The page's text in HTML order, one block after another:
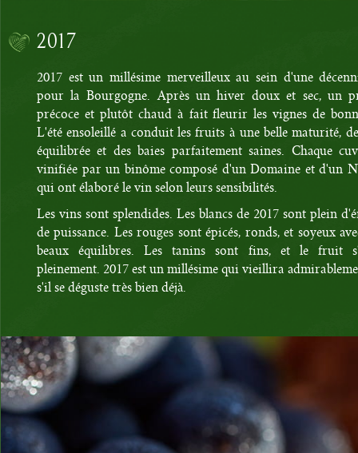
2017
2017 est un millésime merveilleux au sein d'une
pour la Bourgogne. Après un hiver doux et sec, un
précoce et plutôt chaud à fait fleurir les vignes de
L'été ensoleillé a conduit les fruits à une belle maturité,
équilibrée et des baies parfaitement saines. Chaque
vinifiée par un binôme composé d'un Domaine et d'un
qui ont élaboré le vin selon leurs sensibilités.
Les vins sont splendides. Les blancs de 2017 sont plein
de puissance. Les rouges sont épicés, ronds, et soyeux
beaux équilibres. Les tanins sont fins, et le fruit
pleinement. 2017 est un millésime qui vieillira
s'il se déguste très bien déjà.